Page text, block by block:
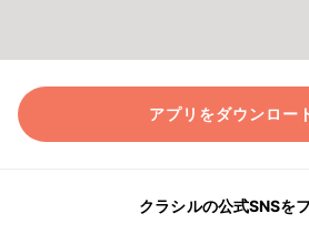
アプリをダウンロー
クラシルの公式SNSを